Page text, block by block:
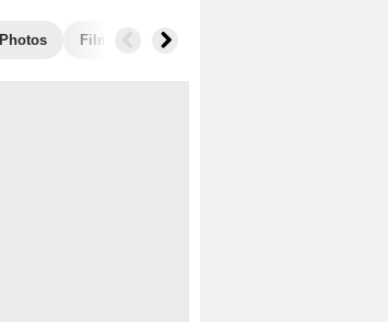
Photos Films similaires